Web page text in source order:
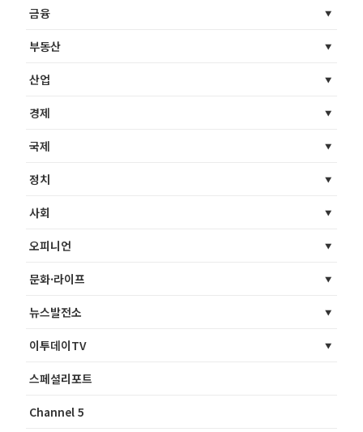
금융
부동산
산업
경제
국제
정치
사회
오피니언
문화·라이프
뉴스발전소
이투데이TV
스페셜리포트
Channel 5